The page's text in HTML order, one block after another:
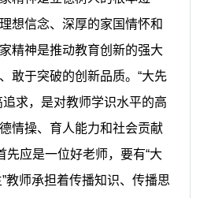
想信念、深厚的家国情怀和
精神是推动教育创新的强大
敢于突破的创新品质。“大先
求，是对教师学识水平的高
情操、育人能力和社会贡献
先应是一位好老师，要有“大
”教师承担着传播知识、传播思